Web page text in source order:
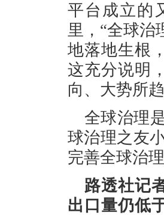
平台成立的
里，“全球治
地落地生根
这充分说明
向、大势所趋
全球治理
球治理之友
完善全球治
路透社记
出口量仍低